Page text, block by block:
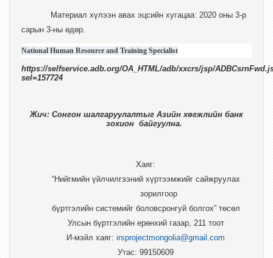
Материал хүлээн авах эцсийн хугацаа: 2020 оны 3-р
сарын 3-ны өдөр.
National Human Resource and Training Specialist
https://selfservice.adb.org/OA_HTML/adb/xxcrs/jsp/
sel=157724
Жич: Сонгон шалгаруулалтыг Азийн хөгжлийн банк
зохион байгуулна.
Хаяг:
“Нийгмийн үйлчилгээний хүртээмжийг сайжруулах
зорилгоор
бүртгэлийн системийг боловсронгуй болгох” төсөл
Улсын бүртгэлийн ерөнхий газар, 211 тоот
И-мэйл хаяг: irsprojectmongolia@gmail.com
Утас: 99150609